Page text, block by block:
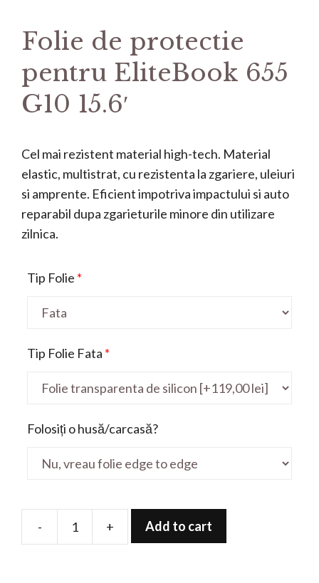
Folie de protectie
pentru EliteBook 655
G10 15.6′
Cel mai rezistent material high-tech. Material
elastic, multistrat, cu rezistenta la zgariere, uleiuri
si amprente. Eficient impotriva impactului si auto
reparabil dupa zgarieturile minore din utilizare
zilnica.
Tip Folie *
Tip Folie Fata *
Folosiți o husă/carcasă?
-
Folie
+ Add to cart